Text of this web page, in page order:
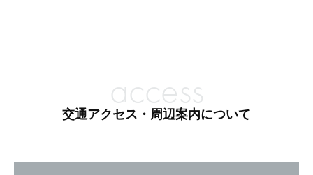
access
交通アクセス・周辺案内について